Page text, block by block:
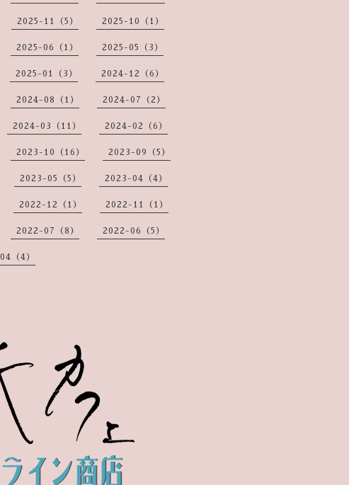
2025-11（5） 2025-10（1）
2025-06（1） 2025-05（3）
2025-01（3） 2024-12（6）
2024-08（1） 2024-07（2）
2024-03（11） 2024-02（6）
2023-10（16） 2023-09（5）
2023-05（5） 2023-04（4）
2022-12（1） 2022-11（1）
2022-07（8） 2022-06（5）
（4）